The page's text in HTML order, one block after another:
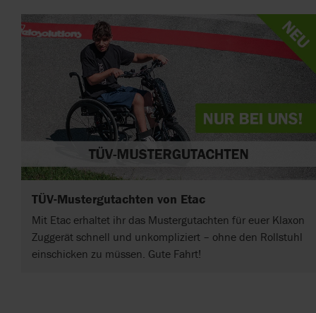
TÜV-Mustergutachten von Etac
Mit Etac erhaltet ihr das Mustergutachten für euer Klaxon
Zuggerät schnell und unkompliziert – ohne den Rollstuhl
einschicken zu müssen. Gute Fahrt!